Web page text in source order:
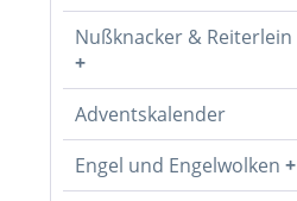
Nußknacker & Reiterlein
Adventskalender
Engel und Engelwolken